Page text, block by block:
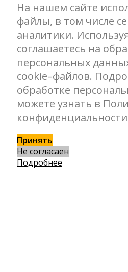
На нашем сайте
файлы, в том числе
аналитики.
соглашаетесь на
персональных
cookie–файлов.
обработке
можете узнать в
Принять
Не согласаен
Подробнее